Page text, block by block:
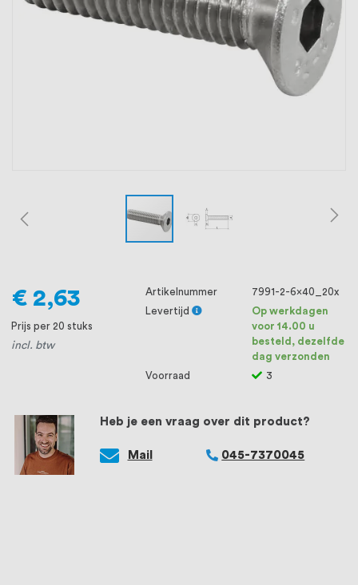
ons voorop, want we geloven dat een
goede relatie met onze klanten het
Heb je een vraag over dit product?
Mail 045-7370045
€ 2,63
Prijs per 20 stuks
incl. btw
Artikelnummer
7991-2-6x40_20x
Levertijd
Op werkdagen
voor 14.00 u
besteld, dezelfde
dag verzonden
Voorraad
3